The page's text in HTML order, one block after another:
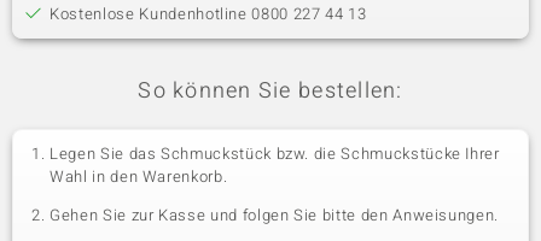
Kostenlose Kundenhotline 0800 227 44 13
So können Sie bestellen:
Legen Sie das Schmuckstück bzw. die Schmuckstücke Ihrer
Wahl in den Warenkorb.
Gehen Sie zur Kasse und folgen Sie bitte den Anweisungen.